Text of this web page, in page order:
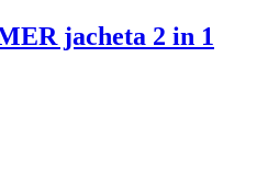
jacheta 2 in 1